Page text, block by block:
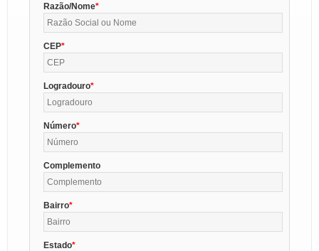
Razão/Nome
CEP
Logradouro
Número
Complemento
Bairro
Estado